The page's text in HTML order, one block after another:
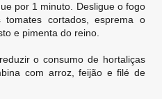
por 1 minuto. Desligue o fogo
cortados, esprema o
e pimenta do reino.
o consumo de hortaliças
com arroz, feijão e filé de